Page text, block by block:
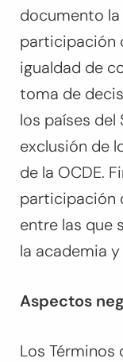
documento
participación
igualdad de
toma de
los países del
exclusión de
de la OCDE.
participación
entre las que
la academia
Aspectos
Los Términos